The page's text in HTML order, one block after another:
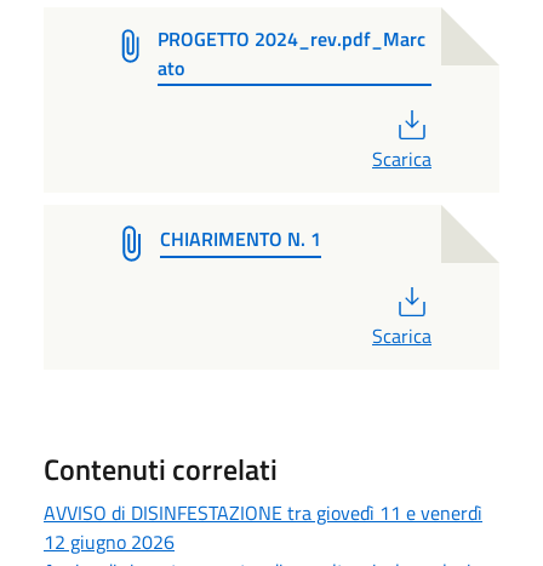
PROGETTO 2024_rev.pdf_Marc
ato
Scarica
CHIARIMENTO N. 1
Scarica
Contenuti correlati
AVVISO di DISINFESTAZIONE tra giovedì 11 e venerdì
12 giugno 2026